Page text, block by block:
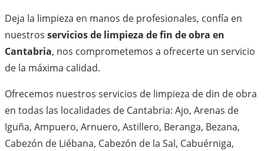
Deja la limpieza en manos de profesionales, confía en
nuestros servicios de limpieza de fin de obra en
Cantabria, nos comprometemos a ofrecerte un servicio
de la máxima calidad.
Ofrecemos nuestros servicios de limpieza de din de obra
en todas las localidades de Cantabria: Ajo, Arenas de
Iguña, Ampuero, Arnuero, Astillero, Beranga, Bezana,
Cabezón de Liébana, Cabezón de la Sal, Cabuérniga,